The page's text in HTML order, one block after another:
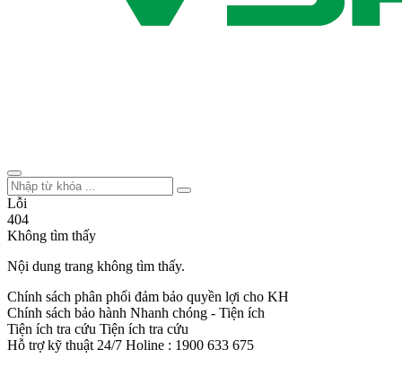
Lỗi
404
Không tìm thấy
Nội dung trang không tìm thấy.
Chính sách phân phối đảm bảo quyền lợi cho KH
Chính sách bảo hành Nhanh chóng - Tiện ích
Tiện ích tra cứu Tiện ích tra cứu
Hỗ trợ kỹ thuật 24/7 Holine : 1900 633 675